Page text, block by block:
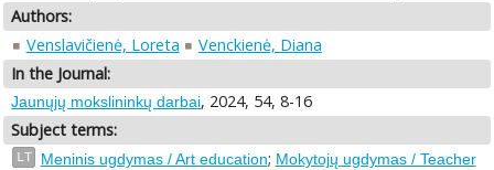
Authors:
Venslavičienė, Loreta
Venckienė, Diana
In the Journal:
Jaunųjų mokslininkų darbai, 2024, 54, 8-16
Subject terms:
LT Meninis ugdymas / Art education; Mokytojų ugdymas / Teacher